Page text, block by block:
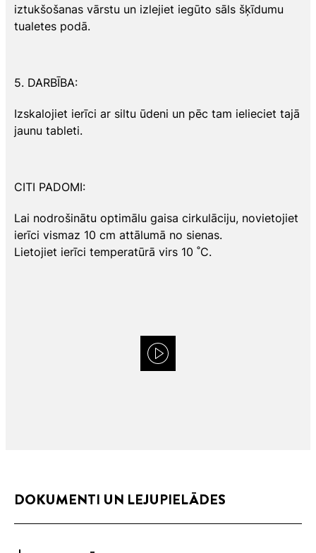
iztukšošanas vārstu un izlejiet iegūto sāls šķīdumu
tualetes podā.
5. DARBĪBA:
Izskalojiet ierīci ar siltu ūdeni un pēc tam ielieciet tajā
jaunu tableti.
CITI PADOMI:
Lai nodrošinātu optimālu gaisa cirkulāciju, novietojiet
ierīci vismaz 10 cm attālumā no sienas.
Lietojiet ierīci temperatūrā virs 10 ˚C.
DOKUMENTI UN LEJUPIELĀDES